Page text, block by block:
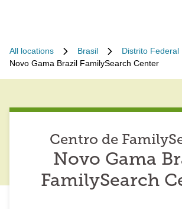
All locations Brasil Distrito Federal
Novo Gama Brazil FamilySearch Center
Centro de
Novo Gama
FamilySearch